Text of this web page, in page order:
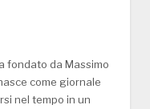
fondato da Massimo
come giornale
nel tempo in un